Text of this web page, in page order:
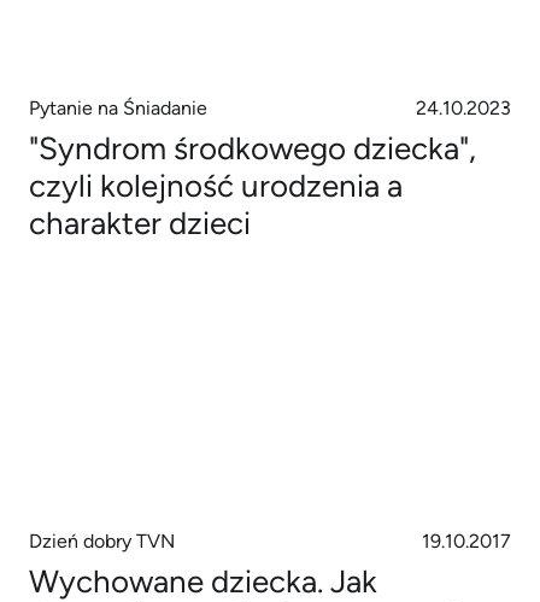
Pytanie na Śniadanie 24.10.2023
"Syndrom środkowego dziecka",
czyli kolejność urodzenia a
charakter dzieci
Dzień dobry TVN 19.10.2017
Wychowane dziecka. Jak